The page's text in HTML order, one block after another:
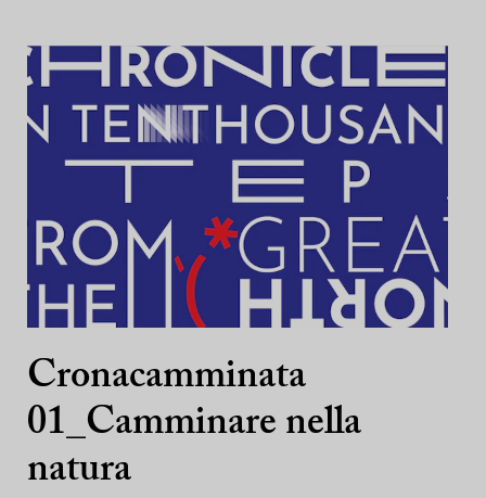
Cronacamminata
01_Camminare nella
natura